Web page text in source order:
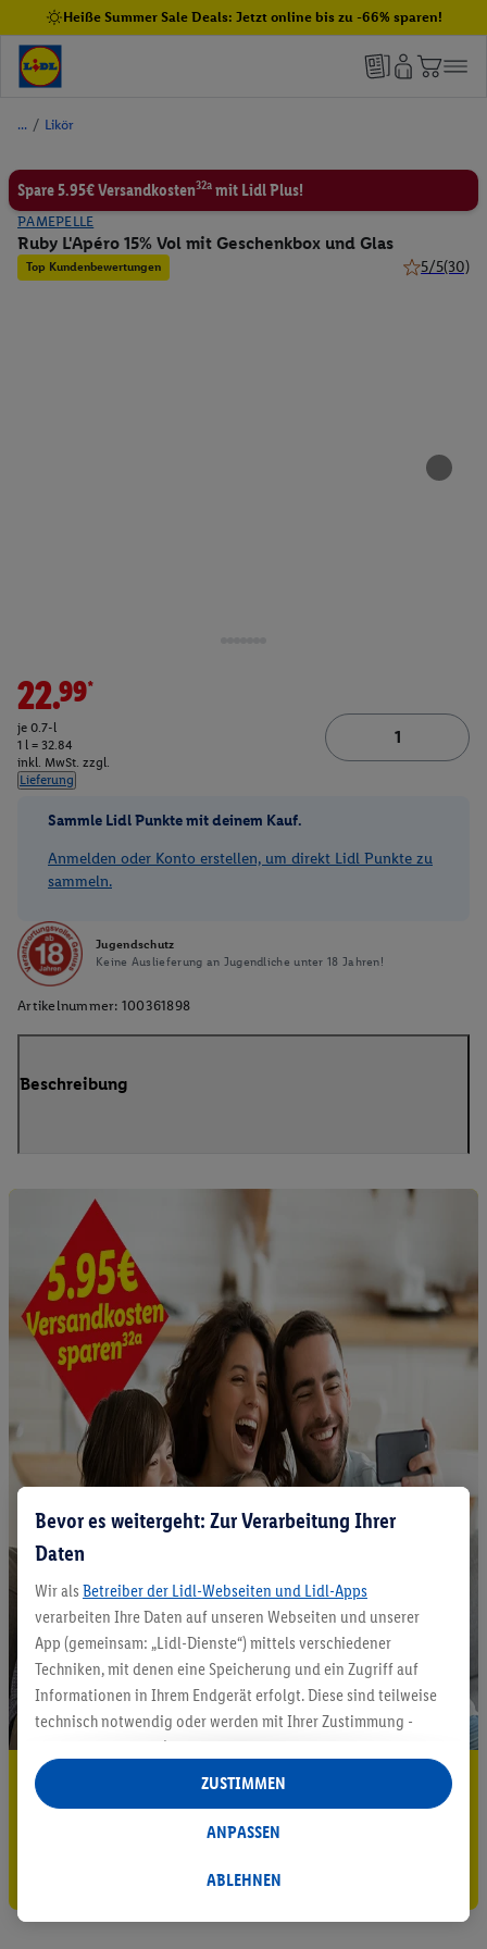
Heiße Summer Sale Deals: Jetzt online bis zu -66% sparen!
/ Likör
Spare 5.95€ Versandkosten32a mit Lidl Plus!
PAMEPELLE
Ruby L'Apéro 15% Vol mit Geschenkbox und Glas
Top Kundenbewertungen 5/5(30)
22.99*
je 0.7-l
1 l = 32.84
inkl. MwSt. zzgl.
Lieferung
Sammle Lidl Punkte mit deinem Kauf.
Anmelden oder Konto erstellen, um direkt Lidl Punkte zu
sammeln.
Jugendschutz
Keine Auslieferung an Jugendliche unter 18 Jahren!
Artikelnummer: 100361898
Beschreibung
5.95 € Versand sparen³²ᵃ
Gutschein sichern!
Bevor es weitergeht: Zur Verarbeitung Ihrer
Daten
Wir als Betreiber der Lidl-Webseiten und Lidl-Apps
verarbeiten Ihre Daten auf unseren Webseiten und unserer
App (gemeinsam: „Lidl-Dienste“) mittels verschiedener
Techniken, mit denen eine Speicherung und ein Zugriff auf
Informationen in Ihrem Endgerät erfolgt. Diese sind teilweise
technisch notwendig oder werden mit Ihrer Zustimmung -
auch durch Partner (u.a.
Verantwortliche; im Zusammenhang mit dem IAB TCF
insgesamt
Statistik-Erstellung oder für personalisierte Werbung
Datenverarbeitungen für personalisierte Werbung werden
ABLEHNEN
ANPASSEN
ZUSTIMMEN